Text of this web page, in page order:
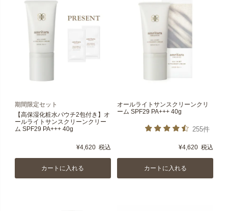
期間限定セット
【高保湿化粧水パウチ2包付き】オ
ールライトサンスクリーンクリー
ム SPF29 PA+++ 40g
¥4,620 税込
カートに入れる
オールライトサンスクリーンクリ
ーム SPF29 PA+++ 40g
255件
¥4,620 税込
カートに入れる